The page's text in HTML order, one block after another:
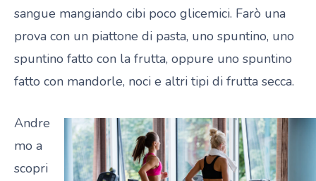
sangue mangiando cibi poco glicemici. Farò una
prova con un piattone di pasta, uno spuntino, uno
spuntino fatto con la frutta, oppure uno spuntino
fatto con mandorle, noci e altri tipi di frutta secca.
Andre
mo a
scopri